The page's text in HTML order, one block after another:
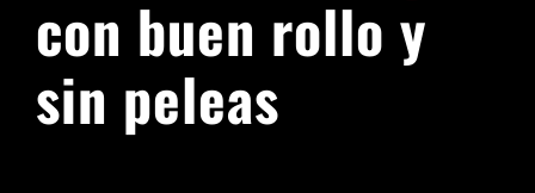
con buen rollo y
sin peleas